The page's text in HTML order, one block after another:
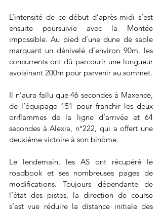
L’intensité de ce début d’après-midi s’est
ensuite poursuivie avec la Montée
impossible. Au pied d’une dune de sable
marquant un dénivelé d’environ 90m, les
concurrents ont dû parcourir une longueur
avoisinant 200m pour parvenir au sommet.
Il n’aura fallu que 46 secondes à Maxence,
de l’équipage 151 pour franchir les deux
oriflammes de la ligne d’arrivée et 64
secondes à Alexia, n°222, qui a offert une
deuxième victoire à son binôme.
Le lendemain, les AS ont récupéré le
roadbook et ses nombreuses pages de
modifications. Toujours dépendante de
l’état des pistes, la direction de course
s’est vue réduire la distance initiale des